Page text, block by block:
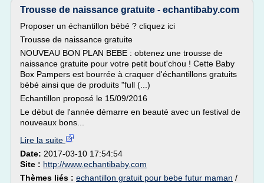
Trousse de naissance gratuite - echantibaby.com
Proposer un échantillon bébé ? cliquez ici
Trousse de naissance gratuite
NOUVEAU BON PLAN BEBE : obtenez une trousse de
naissance gratuite pour votre petit bout'chou ! Cette Baby
Box Pampers est bourrée à craquer d'échantillons gratuits
bébé ainsi que de produits "full (...)
Echantillon proposé le 15/09/2016
Le début de l'année démarre en beauté avec un festival de
nouveaux bons...
Lire la suite
Date: 2017-03-10 17:54:54
Site : http://www.echantibaby.com
Thèmes liés : echantillon gratuit pour bebe futur maman /